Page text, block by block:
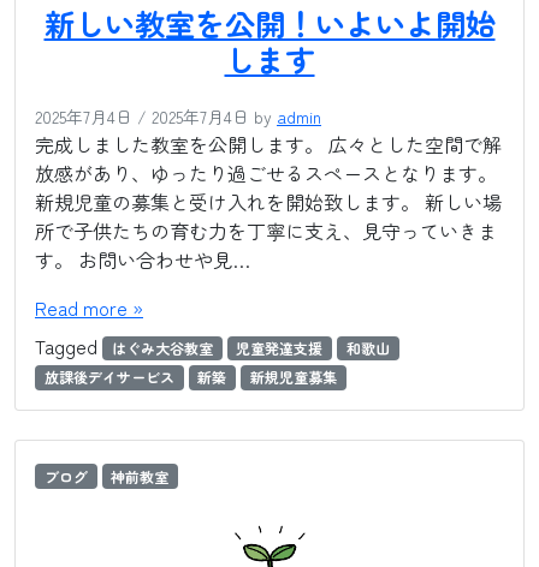
新しい教室を公開！いよいよ開始
します
2025年7月4日 / 2025年7月4日 by admin
完成しました教室を公開します。 広々とした空間で解
放感があり、ゆったり過ごせるスペースとなります。
新規児童の募集と受け入れを開始致します。 新しい場
所で子供たちの育む力を丁寧に支え、見守っていきま
す。 お問い合わせや見…
Read more »
Tagged
はぐみ大谷教室 児童発達支援
和歌山
放課後デイサービス
新築 新規児童募集
ブログ 神前教室